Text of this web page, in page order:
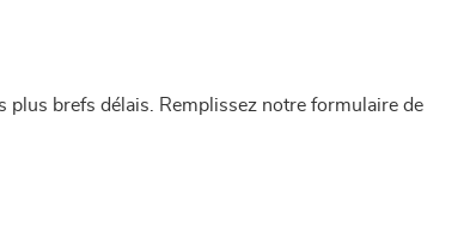
plus brefs délais. Remplissez notre formulaire de